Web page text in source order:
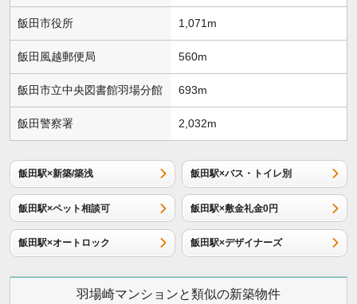
飯田市役所 1,071m
飯田風越郵便局 560m
飯田市立中央図書館羽場分館 693m
飯田警察署 2,032m
飯田駅×新築/築浅 飯田駅×バス・トイレ別
飯田駅×ペット相談可 飯田駅×敷金礼金0円
飯田駅×オートロック 飯田駅×デザイナーズ
羽場崎マンションと類似の新築物件